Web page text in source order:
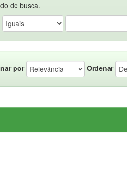
de busca.
por Ordenar